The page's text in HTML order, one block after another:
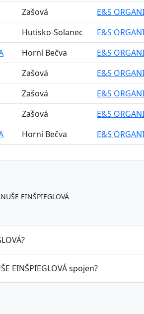
Zašová E&S
Hutisko-Solanec E&S
Horní Bečva E&S
Zašová E&S
Zašová E&S
Zašová E&S
Horní Bečva E&S
EINŠPIEGLOVÁ
EINŠPIEGLOVÁ spojen?